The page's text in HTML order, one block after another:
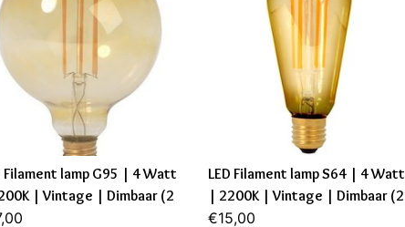
Filament lamp G95 | 4 Watt
| Vintage | Dimbaar (2
garantie)
LED Filament lamp S64 | 4 Watt
| 2200K | Vintage | Dimbaar (2
jaar garantie)
€15,00